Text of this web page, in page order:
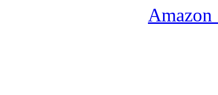
Amazon